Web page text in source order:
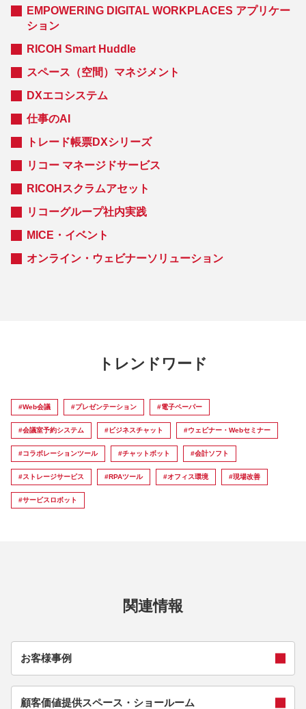
EMPOWERING DIGITAL WORKPLACES アプリケー
ション
RICOH Smart Huddle
スペース（空間）マネジメント
DXエコシステム
仕事のAI
トレード帳票DXシリーズ
リコー マネージドサービス
RICOHスクラムアセット
リコーグループ社内実践
MICE・イベント
オンライン・ウェビナーソリューション
トレンドワード
#Web会議 #プレゼンテーション #電子ペーパー
#会議室予約システム #ビジネスチャット #ウェビナー・Webセミナー
#コラボレーションツール #チャットボット #会計ソフト
#ストレージサービス #RPAツール #オフィス環境 #現場改善
#サービスロボット
関連情報
お客様事例
顧客価値提供スペース・ショールーム